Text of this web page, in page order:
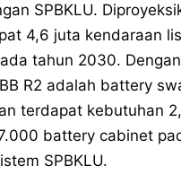
SPBKLU.
4,6 juta kendaraan
tahun 2030.
R2 adalah battery
terdapat kebutuhan
battery cabinet
SPBKLU.